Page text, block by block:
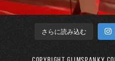
さらに読み込む